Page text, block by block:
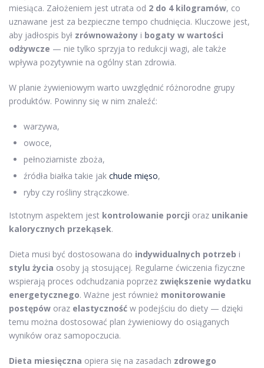
miesiąca. Założeniem jest utrata od 2 do 4 kilogramów, co
uznawane jest za bezpieczne tempo chudnięcia. Kluczowe jest,
aby jadłospis był zrównoważony i bogaty w wartości
odżywcze — nie tylko sprzyja to redukcji wagi, ale także
wpływa pozytywnie na ogólny stan zdrowia.
W planie żywieniowym warto uwzględnić różnorodne grupy
produktów. Powinny się w nim znaleźć:
warzywa,
owoce,
pełnoziarniste zboża,
źródła białka takie jak chude mięso,
ryby czy rośliny strączkowe.
Istotnym aspektem jest kontrolowanie porcji oraz unikanie
kalorycznych przekąsek.
Dieta musi być dostosowana do indywidualnych potrzeb i
stylu życia osoby ją stosującej. Regularne ćwiczenia fizyczne
wspierają proces odchudzania poprzez zwiększenie wydatku
energetycznego. Ważne jest również monitorowanie
postępów oraz elastyczność w podejściu do diety — dzięki
temu można dostosować plan żywieniowy do osiąganych
wyników oraz samopoczucia.
Dieta miesięczna opiera się na zasadach zdrowego